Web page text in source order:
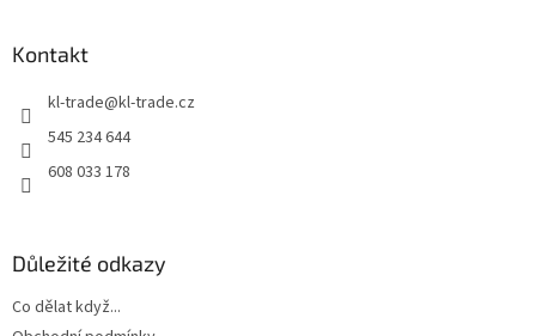
Kontakt
kl-trade@kl-trade.cz
545 234 644
608 033 178
Důležité odkazy
Co dělat když...